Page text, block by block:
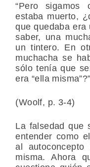
“Pero
estaba muerto,
que quedaba era
saber, una
un tintero. En
muchacha se
sólo tenía que
era “ella misma”?”
(Woolf, p. 3-4)
La falsedad que
entender como
al
misma. Ahora